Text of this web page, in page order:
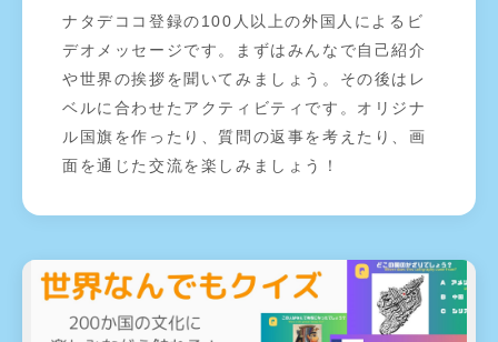
ナタデココ登録の100人以上の外国人によるビ
デオメッセージです。まずはみんなで自己紹介
や世界の挨拶を聞いてみましょう。その後はレ
ベルに合わせたアクティビティです。オリジナ
ル国旗を作ったり、質問の返事を考えたり、画
面を通じた交流を楽しみましょう！